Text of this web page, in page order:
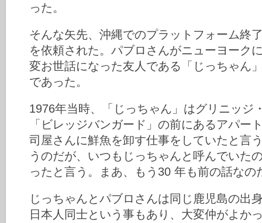
った。
そんな矢先、沖縄でのプラットフォーム終
を依頼された。パブロさんがニューヨーク
変お世話になった友人である「じっちゃん
であった。
1976年当時、「じっちゃん」はグリニッジ
「ビレッジバンガード」の前にあるアパー
司屋さんに鮮魚を卸す仕事をしていたと言
うのだが、いつもじっちゃんと呼んでいた
ったと言う。まあ、もう30 年も前の話なの
じっちゃんとパブロさんは同じ鹿児島の出
日本人同士という事もあり、大変仲がよか